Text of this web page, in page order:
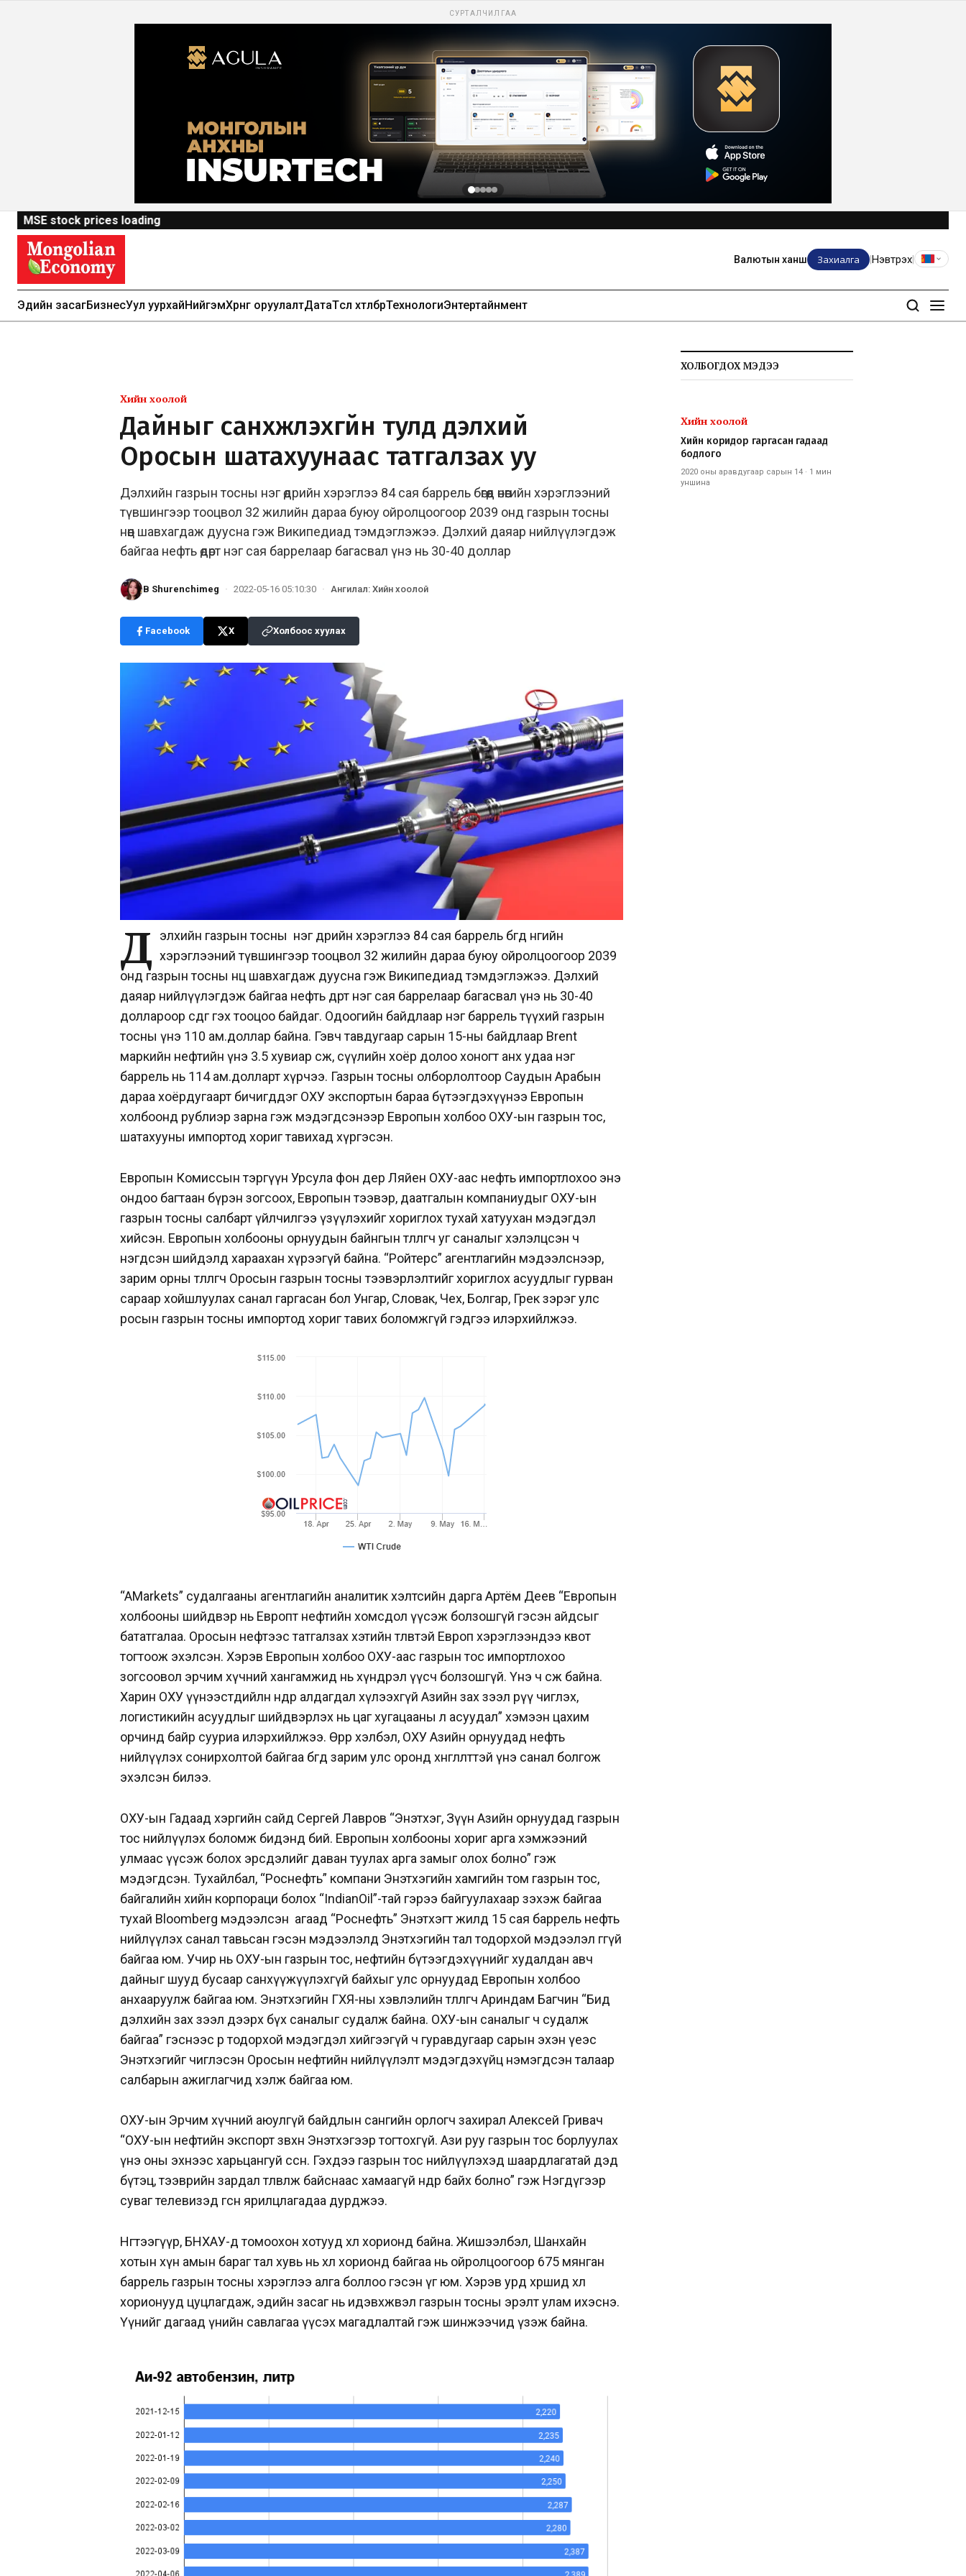
СУРТАЛЧИЛГАА
MSE stock prices loading
Валютын ханш Захиалга Нэвтрэх
Эдийн засагБизнесУул уурхайНийгэмХөрөнгө оруулалтДатаТөсөл хөтөлбөрТехнологиЭнтертайнмент
Хийн хоолой
Дайныг санхүүжүүлэхгүйн тулд дэлхий
Оросын шатахуунаас татгалзах уу
Дэлхийн газрын тосны нэг өдрийн хэрэглээ 84 сая баррель бөгөөд өнөөгийн хэрэглээний
түвшингээр тооцвол 32 жилийн дараа буюу ойролцоогоор 2039 онд газрын тосны
нөөц шавхагдаж дуусна гэж Википедиад тэмдэглэжээ. Дэлхий даяар нийлүүлэгдэж
байгаа нефть өдөрт нэг сая баррелаар багасвал үнэ нь 30-40 доллар
B Shurenchimeg · 2022-05-16 05:10:30 · Ангилал: Хийн хоолой
Facebook X Холбоос хуулах
Д элхийн газрын тосны нэг өдрийн хэрэглээ 84 сая баррель бөгөөд өнөөгийн
хэрэглээний түвшингээр тооцвол 32 жилийн дараа буюу ойролцоогоор 2039
онд газрын тосны нөөц шавхагдаж дуусна гэж Википедиад тэмдэглэжээ. Дэлхий
даяар нийлүүлэгдэж байгаа нефть өдөрт нэг сая баррелаар багасвал үнэ нь 30-40
доллароор өсдөг гэх тооцоо байдаг. Одоогийн байдлаар нэг баррель түүхий газрын
тосны үнэ 110 ам.доллар байна. Гэвч тавдугаар сарын 15-ны байдлаар Brent
маркийн нефтийн үнэ 3.5 хувиар өсөж, сүүлийн хоёр долоо хоногт анх удаа нэг
баррель нь 114 ам.долларт хүрчээ. Газрын тосны олборлолтоор Саудын Арабын
дараа хоёрдугаарт бичигддэг ОХУ экспортын бараа бүтээгдэхүүнээ Европын
холбоонд рублиэр зарна гэж мэдэгдсэнээр Европын холбоо ОХУ-ын газрын тос,
шатахууны импортод хориг тавихад хүргэсэн.
Европын Комиссын тэргүүн Урсула фон дер Ляйен ОХУ-аас нефть импортлохоо энэ
ондоо багтаан бүрэн зогсоох, Европын тээвэр, даатгалын компаниудыг ОХУ-ын
газрын тосны салбарт үйлчилгээ үзүүлэхийг хориглох тухай хатуухан мэдэгдэл
хийсэн. Европын холбооны орнуудын байнгын төлөөлөгч уг саналыг хэлэлцсэн ч
нэгдсэн шийдэлд хараахан хүрээгүй байна. “Ройтерс” агентлагийн мэдээлснээр,
зарим орны төлөөлөгч Оросын газрын тосны тээвэрлэлтийг хориглох асуудлыг гурван
сараар хойшлуулах санал гаргасан бол Унгар, Словак, Чех, Болгар, Грек зэрэг улс
росын газрын тосны импортод хориг тавих боломжгүй гэдгээ илэрхийлжээ.
“AMarkets” судалгааны агентлагийн аналитик хэлтсийн дарга Артём Деев “Европын
холбооны шийдвэр нь Европт нефтийн хомсдол үүсэж болзошгүй гэсэн айдсыг
бататгалаа. Оросын нефтээс татгалзах хэтийн төлөвтэй Европ хэрэглээндээ квот
тогтоож эхэлсэн. Хэрэв Европын холбоо ОХУ-аас газрын тос импортлохоо
зогсоовол эрчим хүчний хангамжид нь хүндрэл үүсч болзошгүй. Үнэ ч өсөж байна.
Харин ОХУ үүнээстөдийлөн өндөр алдагдал хүлээхгүй Азийн зах зээл рүү чиглэх,
логистикийн асуудлыг шийдвэрлэх нь цаг хугацааны л асуудал” хэмээн цахим
орчинд байр сууриа илэрхийлжээ. Өөрөөр хэлбэл, ОХУ Азийн орнуудад нефть
нийлүүлэх сонирхолтой байгаа бөгөөд зарим улс оронд хөнгөлөлттэй үнэ санал болгож
эхэлсэн билээ.
ОХУ-ын Гадаад хэргийн сайд Сергей Лавров “Энэтхэг, Зүүн Азийн орнуудад газрын
тос нийлүүлэх боломж бидэнд бий. Европын холбооны хориг арга хэмжээний
улмаас үүсэж болох эрсдэлийг даван туулах арга замыг олох болно” гэж
мэдэгдсэн. Тухайлбал, “Роснефть” компани Энэтхэгийн хамгийн том газрын тос,
байгалийн хийн корпораци болох “IndianOil”-тай гэрээ байгуулахаар зэхэж байгаа
тухай Bloomberg мэдээлсэн агаад “Роснефть” Энэтхэгт жилд 15 сая баррель нефть
нийлүүлэх санал тавьсан гэсэн мэдээлэлд Энэтхэгийн тал тодорхой мэдээлэл өгөөгүй
байгаа юм. Учир нь ОХУ-ын газрын тос, нефтийн бүтээгдэхүүнийг худалдан авч
дайныг шууд бусаар санхүүжүүлэхгүй байхыг улс орнуудад Европын холбоо
анхааруулж байгаа юм. Энэтхэгийн ГХЯ-ны хэвлэлийн төлөөлөгч Ариндам Багчин “Бид
дэлхийн зах зээл дээрх бүх саналыг судалж байна. ОХУ-ын саналыг ч судалж
байгаа” гэснээс өөр тодорхой мэдэгдэл хийгээгүй ч гуравдугаар сарын эхэн үеэс
Энэтхэгийг чиглэсэн Оросын нефтийн нийлүүлэлт мэдэгдэхүйц нэмэгдсэн талаар
салбарын ажиглагчид хэлж байгаа юм.
ОХУ-ын Эрчим хүчний аюулгүй байдлын сангийн орлогч захирал Алексей Гривач
“ОХУ-ын нефтийн экспорт зөвхөн Энэтхэгээр тогтохгүй. Ази руу газрын тос борлуулах
үнэ оны эхнээс харьцангуй өссөн. Гэхдээ газрын тос нийлүүлэхэд шаардлагатай дэд
бүтэц, тээврийн зардал төлөвлөж байснаас хамаагүй өндөр байх болно” гэж Нэгдүгээр
суваг телевизэд өгсөн ярилцлагадаа дурджээ.
Нөгөөтээгүүр, БНХАУ-д томоохон хотууд хөл хорионд байна. Жишээлбэл, Шанхайн
хотын хүн амын бараг тал хувь нь хөл хорионд байгаа нь ойролцоогоор 675 мянган
баррель газрын тосны хэрэглээ алга боллоо гэсэн үг юм. Хэрэв урд хөршид хөл
хорионууд цуцлагдаж, эдийн засаг нь идэвхжвэл газрын тосны эрэлт улам ихэснэ.
Үүнийг дагаад үнийн савлагаа үүсэх магадлалтай гэж шинжээчид үзэж байна.
ХОЛБОГДОХ МЭДЭЭ
Хийн хоолой
Хийн коридор гаргасан гадаад
бодлого
2020 оны аравдугаар сарын 14 · 1 мин
уншина